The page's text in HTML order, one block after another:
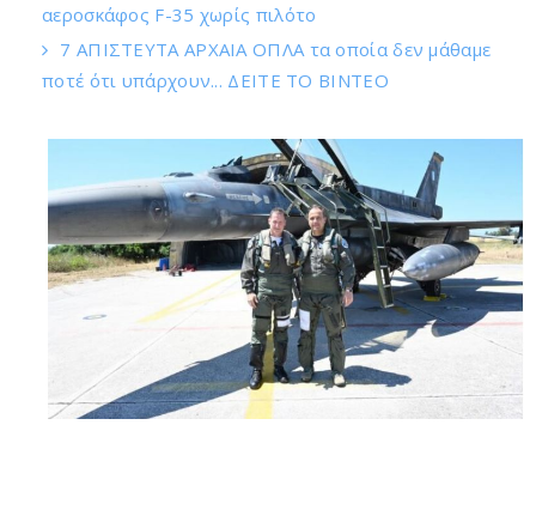
αεροσκάφος F-35 χωρίς πιλότο
7 ΑΠΙΣΤΕΥΤΑ ΑΡΧΑΙΑ ΟΠΛΑ τα οποία δεν μάθαμε
ποτέ ότι υπάρχουν... ΔΕΙΤΕ ΤΟ ΒΙΝΤΕΟ